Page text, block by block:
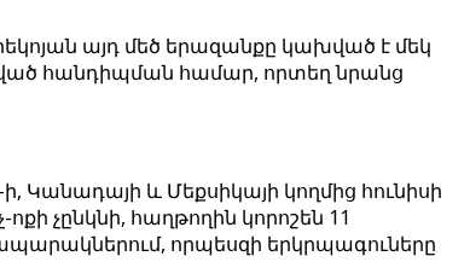
այդ մեծ երազանքը կախված է մեկ
հանդիպման համար, որտեղ նրանց
և Մեքսիկայի կողմից հունիսի
չընկնի, հաղթողին կորոշեն 11
որպեսզի երկրպագուները